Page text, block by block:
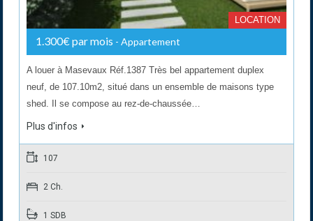
LOCATION
1.300€ par mois - Appartement
A louer à Masevaux Réf.1387 Très bel appartement duplex
neuf, de 107.10m2, situé dans un ensemble de maisons type
shed. Il se compose au rez-de-chaussée…
Plus d'infos
107
2 Ch.
1 SDB